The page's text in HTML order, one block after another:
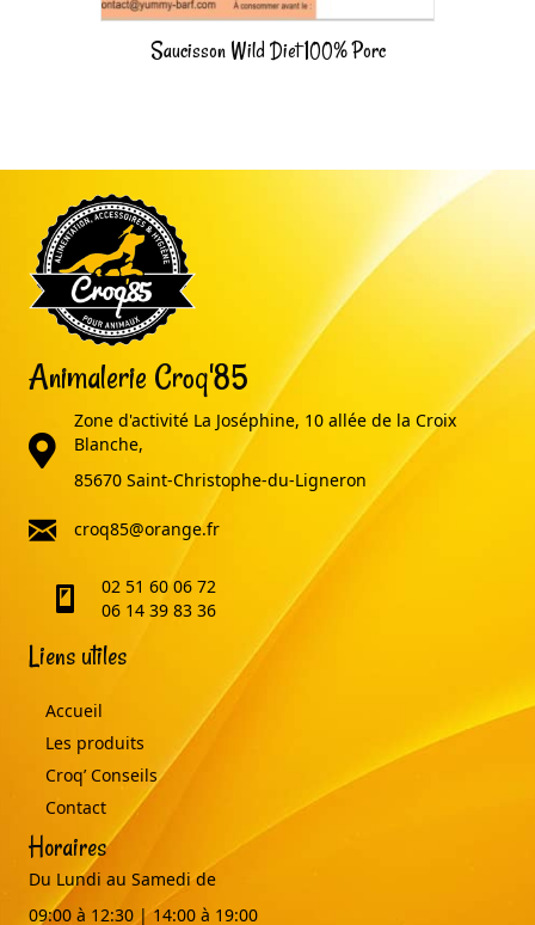
Saucisson Wild Diet 100% Porc
Animalerie Croq'85
adresse
Zone d'activité La Joséphine, 10 allée de la Croix
Blanche,
85670 Saint-Christophe-du-Ligneron
email
croq85@orange.fr
telephone02 51 60 06 72
06 14 39 83 36
Liens utiles
Accueil
Les produits
Croq’ Conseils
Contact
Horaires
Du Lundi au Samedi de
09:00 à 12:30 | 14:00 à 19:00